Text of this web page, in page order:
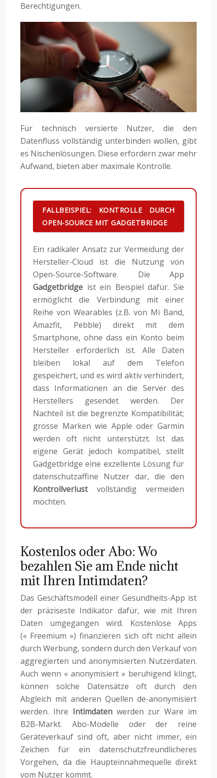
Berechtigungen.
Für technisch versierte Nutzer, die den
Datenfluss vollständig unterbinden wollen, gibt
es Nischenlösungen. Diese erfordern zwar mehr
Aufwand, bieten aber maximale Kontrolle.
FALLBEISPIEL: KONTROLLE DURCH
OPEN-SOURCE MIT GADGETBRIDGE
Ein radikaler Ansatz zur Vermeidung der
Hersteller-Cloud ist die Nutzung von
Open-Source-Software. Die App
Gadgetbridge ist ein Beispiel dafür. Sie
ermöglicht die Verbindung mit einer
Reihe von Wearables (z.B. von Mi Band,
Amazfit, Pebble) direkt mit dem
Smartphone, ohne dass ein Konto beim
Hersteller erforderlich ist. Alle Daten
bleiben lokal auf dem Telefon
gespeichert, und es wird aktiv verhindert,
dass Informationen an die Server des
Herstellers gesendet werden. Der
Nachteil ist die begrenzte Kompatibilität;
grosse Marken wie Apple oder Garmin
werden oft nicht unterstützt. Ist das
eigene Gerät jedoch kompatibel, stellt
Gadgetbridge eine exzellente Lösung für
datenschutzaffine Nutzer dar, die den
Kontrollverlustvollständig vermeiden
möchten.
Kostenlos oder Abo: Wo
bezahlen Sie am Ende nicht
mit Ihren Intimdaten?
Das Geschäftsmodell einer Gesundheits-App ist
der präziseste Indikator dafür, wie mit Ihren
Daten umgegangen wird. Kostenlose Apps
(« Freemium ») finanzieren sich oft nicht allein
durch Werbung, sondern durch den Verkauf von
aggregierten und anonymisierten Nutzerdaten.
Auch wenn « anonymisiert » beruhigend klingt,
können solche Datensätze oft durch den
Abgleich mit anderen Quellen de-anonymisiert
werden. Ihre Intimdatenwerden zur Ware im
B2B-Markt. Abo-Modelle oder der reine
Geräteverkauf sind oft, aber nicht immer, ein
Zeichen für ein datenschutzfreundlicheres
Vorgehen, da die Haupteinnahmequelle direkt
vom Nutzer kommt.